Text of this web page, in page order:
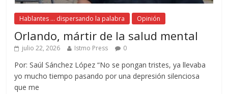
Hablantes ... dispersando la palabra Opinión
Orlando, mártir de la salud mental
julio 22, 2026 Istmo Press 0
Por: Saúl Sánchez López “No se pongan tristes, ya llevaba
yo mucho tiempo pasando por una depresión silenciosa
que me